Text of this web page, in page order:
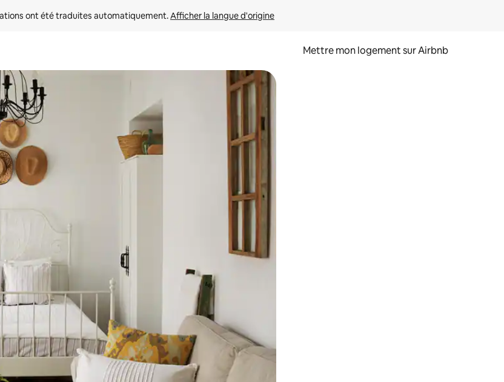
ont été traduites automatiquement. Afficher la langue d'origine
Mettre mon logement sur Airbnb
et vers le bas pour les parcourir ou en appuyant et en faisant glisser.